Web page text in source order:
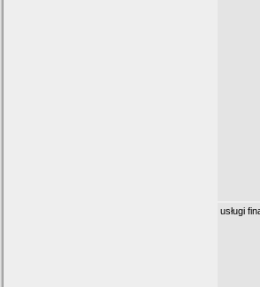
usługi